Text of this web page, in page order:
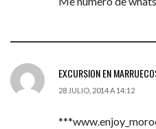
EXCURSION EN
28 JULIO, 2014 A 14:12